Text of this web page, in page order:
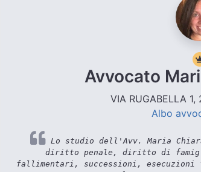
Avvocato
VIA RUGABELLA
Albo
Lo studio dell'Avv. Maria
diritto penale, diritto di
fallimentari, successioni,